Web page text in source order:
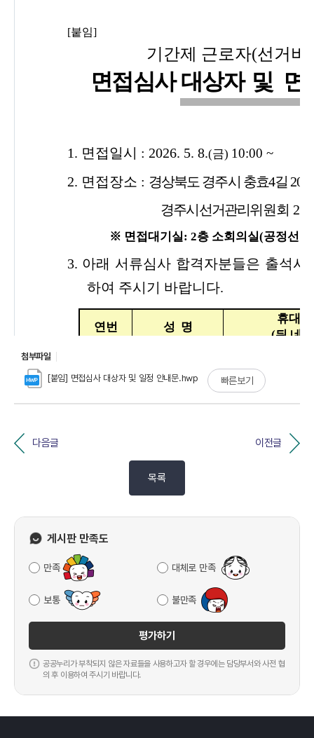
첨부파일
[붙임] 면접심사 대상자 및 일정 안내문.hwp 빠른보기
다음글 이전글
목록
게시판 만족도
만족 대체로 만족
보통 불만족
평가하기
공공누리가 부착되지 않은 자료들을 사용하고자 할 경우에는 담당부서와 사전 협
의 후 이용하여 주시기 바랍니다.